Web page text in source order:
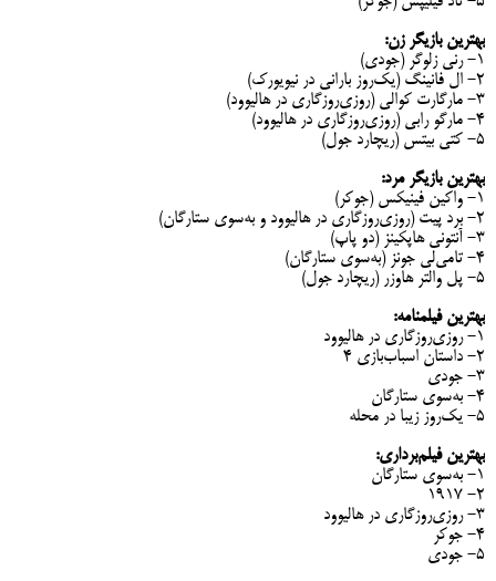
بهترین بازیگر زن:
۱- رنی زلوگر (جودی)
۲- ال فانینگ (یک‌روز بارانی در نیویورک)
۳- مارگارت کوالی (روزی‌روزگاری در هالیوود)
۴- مارگو رابی (روزی‌روزگاری در هالیوود)
۵- کتی بیتس (ریچارد جول)
بهترین بازیگر مرد:
۱- واکین فینیکس (جوکر)
۲- برد پیت (روزی‌روزگاری در هالیوود و به‌سوی ستارگان)
۳- آنتونی هاپکینز (دو پاپ)
۴- تامی‌لی جونز (به‌سوی ستارگان)
۵- پل والتر هاوزر (ریچارد جول)
بهترین فیلمنامه:
۱- روزی‌روزگاری در هالیوود
۲- داستان اسباب‌بازی ۴
۳- جودی
۴- به‌سوی ستارگان
۵- یک‌روز زیبا در محله
بهترین فیلم‌برداری:
۱- به‌سوی ستارگان
۲- ۱۹۱۷
۳- روزی‌روزگاری در هالیوود
۴- جوکر
۵- جودی